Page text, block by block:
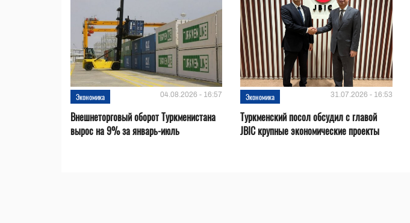
Экономика 04.08.2026 - 16:57
Внешнеторговый оборот Туркменистана
вырос на 9% за январь-июль
Экономика 31.07.2026 - 16:53
Туркменский посол обсудил с главой
JBIC крупные экономические проекты